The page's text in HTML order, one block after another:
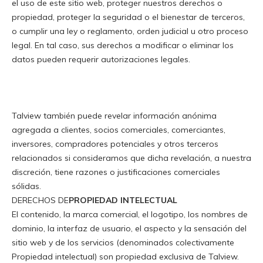
el uso de este sitio web, proteger nuestros derechos o
propiedad, proteger la seguridad o el bienestar de terceros,
o cumplir una ley o reglamento, orden judicial u otro proceso
legal. En tal caso, sus derechos a modificar o eliminar los
datos pueden requerir autorizaciones legales.
Talview también puede revelar información anónima
agregada a clientes, socios comerciales, comerciantes,
inversores, compradores potenciales y otros terceros
relacionados si consideramos que dicha revelación, a nuestra
discreción, tiene razones o justificaciones comerciales
sólidas.
DERECHOS DEPROPIEDAD INTELECTUAL
El contenido, la marca comercial, el logotipo, los nombres de
dominio, la interfaz de usuario, el aspecto y la sensación del
sitio web y de los servicios (denominados colectivamente
Propiedad intelectual) son propiedad exclusiva de Talview.